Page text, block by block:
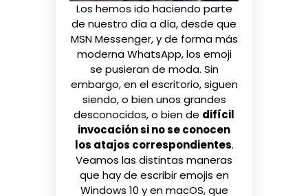
Los hemos ido haciendo parte
de nuestro día a día, desde que
MSN Messenger, yde forma más
moderna WhatsApp, los emoji
se pusieran de moda. Sin
embargo, en el escritorio, siguen
siendo, o bien unos grandes
desconocidos, o bien de difícil
invocación si no se conocen
los atajos correspondientes.
Veamos las distintas maneras
que hay de escribir emojis en
Windows 10 y enmacOS, que